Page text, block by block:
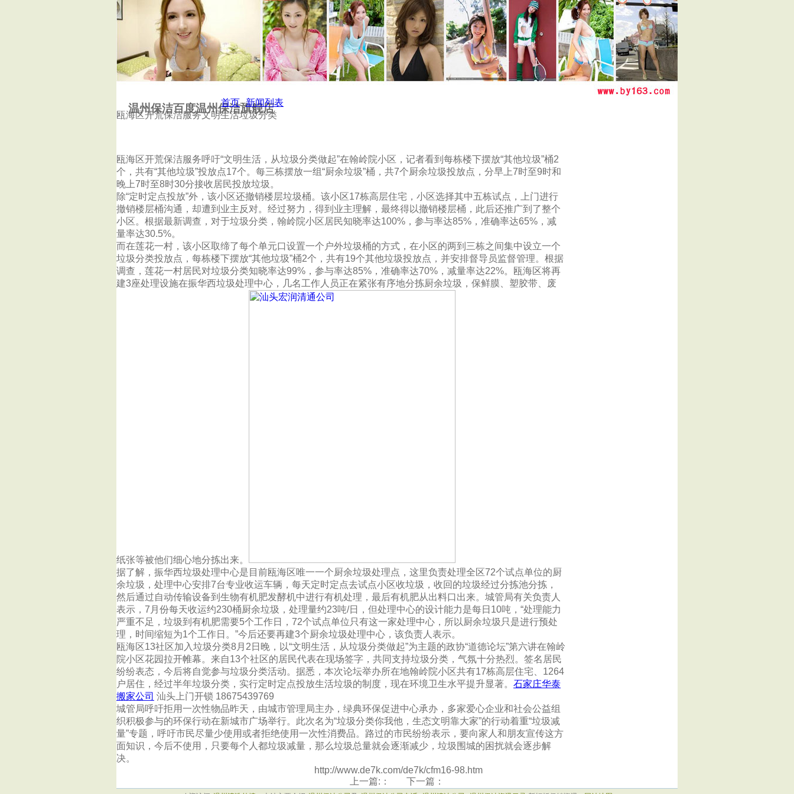
温州保洁百度温州保洁旗舰店
首页 汕头清洗地毯
首页--新闻列表
瓯海区开荒保洁服务文明生活垃圾分类
瓯海区开荒保洁服务呼吁“文明生活，从垃圾分类做起”在翰岭院小区，记者看到每栋楼下摆放“其他垃圾”桶2
个，共有“其他垃圾”投放点17个。每三栋摆放一组“厨余垃圾”桶，共7个厨余垃圾投放点，分早上7时至9时和
晚上7时至8时30分接收居民投放垃圾。
除“定时定点投放”外，该小区还撤销楼层垃圾桶。该小区17栋高层住宅，小区选择其中五栋试点，上门进行
撤销楼层桶沟通，却遭到业主反对。经过努力，得到业主理解，最终得以撤销楼层桶，此后还推广到了整个
小区。根据最新调查，对于垃圾分类，翰岭院小区居民知晓率达100%，参与率达85%，准确率达65%，减
量率达30.5%。
而在莲花一村，该小区取缔了每个单元口设置一个户外垃圾桶的方式，在小区的两到三栋之间集中设立一个
垃圾分类投放点，每栋楼下摆放“其他垃圾”桶2个，共有19个其他垃圾投放点，并安排督导员监督管理。根据
调查，莲花一村居民对垃圾分类知晓率达99%，参与率达85%，准确率达70%，减量率达22%。瓯海区将再
建3座处理设施在振华西垃圾处理中心，几名工作人员正在紧张有序地分拣厨余垃圾，保鲜膜、塑胶带、废
纸张等被他们细心地分拣出来。
据了解，振华西垃圾处理中心是目前瓯海区唯一一个厨余垃圾处理点，这里负责处理全区72个试点单位的厨
余垃圾，处理中心安排7台专业收运车辆，每天定时定点去试点小区收垃圾，收回的垃圾经过分拣池分拣，
然后通过自动传输设备到生物有机肥发酵机中进行有机处理，最后有机肥从出料口出来。城管局有关负责人
表示，7月份每天收运约230桶厨余垃圾，处理量约23吨/日，但处理中心的设计能力是每日10吨，“处理能力
严重不足，垃圾到有机肥需要5个工作日，72个试点单位只有这一家处理中心，所以厨余垃圾只是进行预处
理，时间缩短为1个工作日。”今后还要再建3个厨余垃圾处理中心，该负责人表示。
瓯海区13社区加入垃圾分类8月2日晚，以“文明生活，从垃圾分类做起”为主题的政协“道德论坛”第六讲在翰岭
院小区花园拉开帷幕。来自13个社区的居民代表在现场签字，共同支持垃圾分类，气氛十分热烈。签名居民
纷纷表态，今后将自觉参与垃圾分类活动。据悉，本次论坛举办所在地翰岭院小区共有17栋高层住宅、1264
户居住，经过半年垃圾分类，实行定时定点投放生活垃圾的制度，现在环境卫生水平提升显著。 石家庄华泰
搬家公司 汕头上门开锁 18675439769
城管局呼吁拒用一次性物品昨天，由城市管理局主办，绿典环保促进中心承办，多家爱心企业和社会公益组
织积极参与的环保行动在新城市广场举行。此次名为“垃圾分类你我他，生态文明靠大家”的行动着重“垃圾减
量”专题，呼吁市民尽量少使用或者拒绝使用一次性消费品。路过的市民纷纷表示，要向家人和朋友宣传这方
面知识，今后不使用，只要每个人都垃圾减量，那么垃圾总量就会逐渐减少，垃圾围城的困扰就会逐步解
决。
http://www.de7k.com/de7k/cfm16-98.htm
上一篇:： 下一篇：